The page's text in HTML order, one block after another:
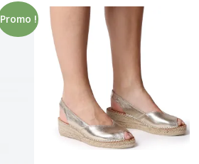
Promo !